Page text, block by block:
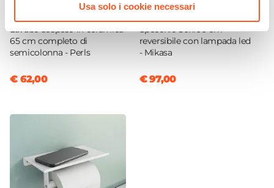
Usa solo i cookie necessari
Scarico Traslato
No
Copri WC
Distanza Muro-Centro Scarico
Diametro Scarico WC
Curva Tecnica
Non inclusa
Colore WC
Lavabo sospeso in ceramica
65 cm completo di
semicolonna - Perls
€ 62,00
CODICE:NR51L
Specchio 50x100 cm
reversibile con lampada led
- Mikasa
€ 97,00